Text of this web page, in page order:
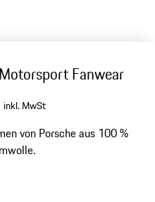
Fanwear
inkl. MwSt
von Porsche aus 100 %